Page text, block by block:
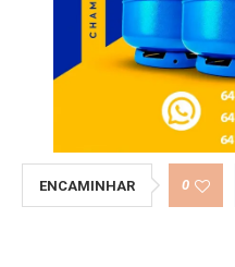
ENCAMINHAR 0